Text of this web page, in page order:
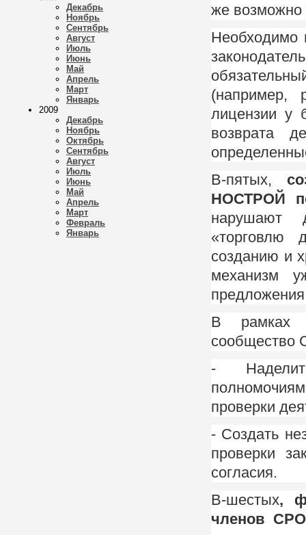
Декабрь
Ноябрь
Сентябрь
Август
Июль
Июнь
Май
Апрель
Март
Январь
2009
Декабрь
Ноябрь
Октябрь
Сентябрь
Август
Июль
Июнь
Май
Апрель
Март
Февраль
Январь
же возможно
Необходимо
(например,
лицензии у
возврата
В-пятых,
НОСТРОЙ
нарушают
«торговлю
созданию и
механизм
В рамках
сообщество
-
проверки
- Создать
проверки
согласия.
В-шестых,
членов СРО